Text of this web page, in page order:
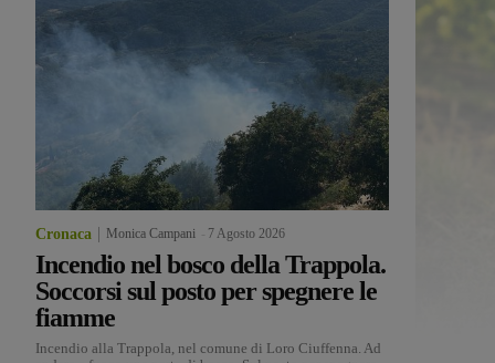
Cronaca Monica Campani 7 Agosto 2026
Incendio nel bosco della Trappola.
Soccorsi sul posto per spegnere le
fiamme
Incendio alla Trappola, nel comune di Loro Ciuffenna. Ad